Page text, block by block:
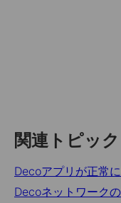
関連トピック
Decoアプリが正常
Decoネットワーク